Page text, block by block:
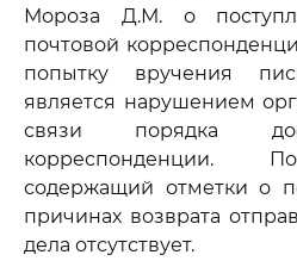
Мороза Д.М. о
почтовой
попытку вручения
является нарушением
связи порядка
корреспонденции.
содержащий отметки о
причинах возврата
дела отсутствует.